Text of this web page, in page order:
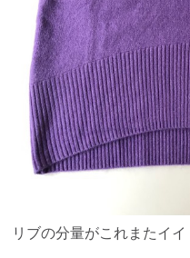
リブの分量がこれまたイイ